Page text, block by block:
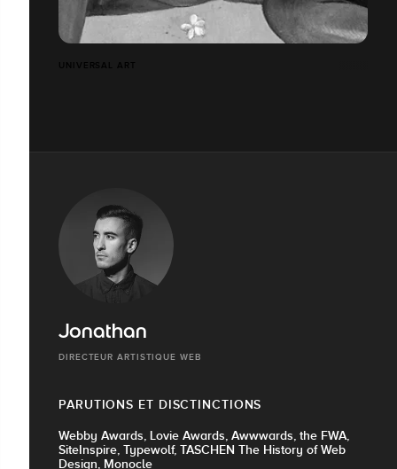
UNIVERSAL ART
Jonathan
DIRECTEUR ARTISTIQUE WEB
PARUTIONS ET DISCTINCTIONS
Webby Awards, Lovie Awards, Awwwards, the FWA,
SiteInspire, Typewolf, TASCHEN The History of Web
Design, Monocle